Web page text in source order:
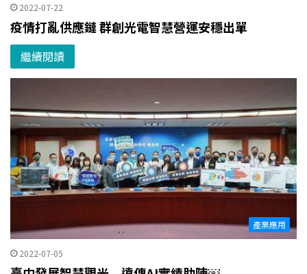
2022-07-22
疫情打亂供應鏈 群創光電智慧營運安穩出單
繼續閱讀
產業應用
2022-07-05